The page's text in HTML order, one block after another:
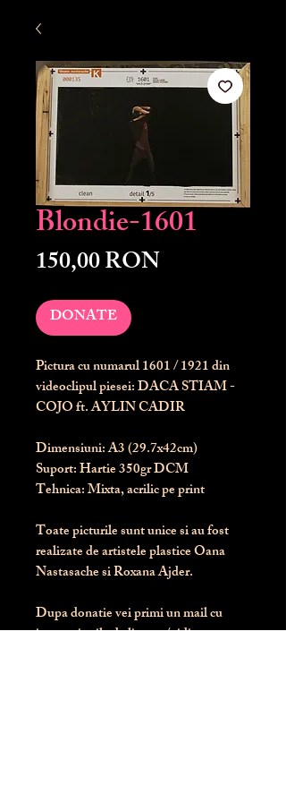
Blondie-1601
150,00 RONPreț
DONATE
Pictura cu numarul1601/ 1921 din
videoclipul piesei: DACA STIAM -
COJO ft. AYLIN CADIR
Dimensiuni: A3 (29.7x42cm)
Suport: Hartie 350gr DCM
Tehnica: Mixta, acrilic pe print
Toate picturile sunt unice si au fost
realizate de artistele plastice Oana
Nastasache si Roxana Ajder.
Dupa donatie vei primi un mail cu
instructiunile de livrare / ridicare.